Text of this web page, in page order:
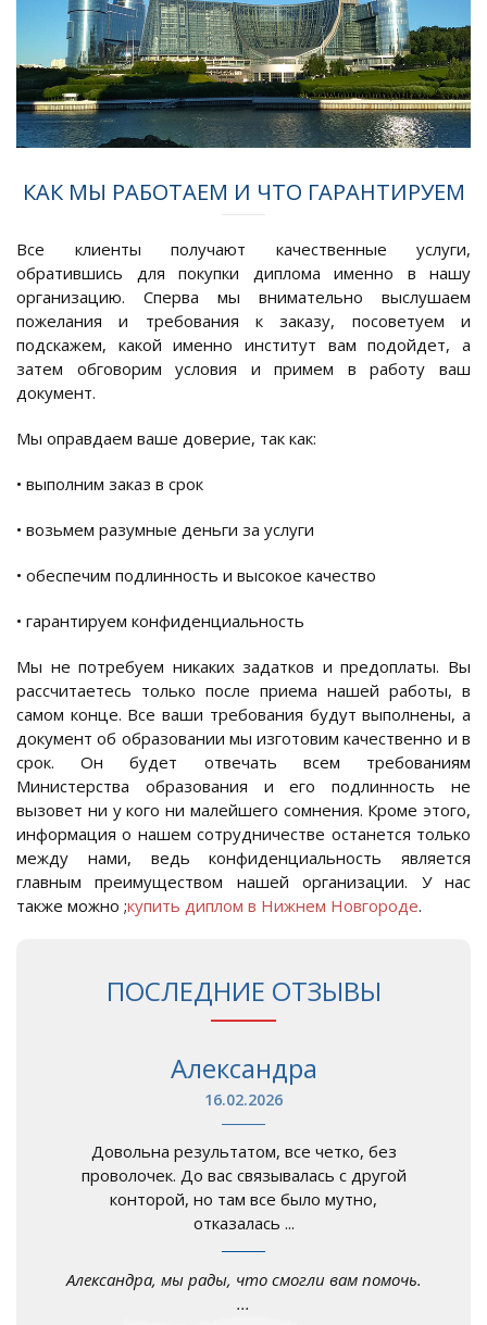
КАК МЫ РАБОТАЕМ И ЧТО ГАРАНТИРУЕМ
Все клиенты получают качественные услуги,
обратившись для покупки диплома именно в нашу
организацию. Сперва мы внимательно выслушаем
пожелания и требования к заказу, посоветуем и
подскажем, какой именно институт вам подойдет, а
затем обговорим условия и примем в работу ваш
документ.
Мы оправдаем ваше доверие, так как:
• выполним заказ в срок
• возьмем разумные деньги за услуги
• обеспечим подлинность и высокое качество
• гарантируем конфиденциальность
Мы не потребуем никаких задатков и предоплаты. Вы
рассчитаетесь только после приема нашей работы, в
самом конце. Все ваши требования будут выполнены, а
документ об образовании мы изготовим качественно и в
срок. Он будет отвечать всем требованиям
Министерства образования и его подлинность не
вызовет ни у кого ни малейшего сомнения. Кроме этого,
информация о нашем сотрудничестве останется только
между нами, ведь конфиденциальность является
главным преимуществом нашей организации. У нас
также можно ;купить диплом в Нижнем Новгороде.
ПОСЛЕДНИЕ ОТЗЫВЫ
Александра
16.02.2026
Довольна результатом, все четко, без
проволочек. До вас связывалась с другой
конторой, но там все было мутно,
отказалась ...
Александра, мы рады, что смогли вам помочь.
...